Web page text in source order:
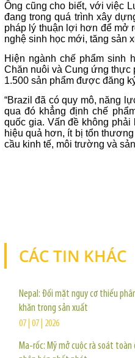
Ông cũng cho biết, với việc
đang trong quá trình xây
pháp lý thuận lợi hơn để mở
nghệ sinh học mới, tăng sản
Hiện ngành chế phẩm sinh
Chăn nuôi và Cung ứng thực
1.500 sản phẩm được đăng
“Brazil đã có quy mô, năng
qua đó khẳng định chế
quốc gia. Vấn đề không
hiệu quả hơn, ít bị tổn
cầu kinh tế, môi trường và
CÁC TIN KHÁC
Nepal: Đối mặt nguy cơ thiếu
khăn trong sản xuất
07 | 07 | 2026
Ma-rốc: Mỹ mở cuộc rà soát toàn